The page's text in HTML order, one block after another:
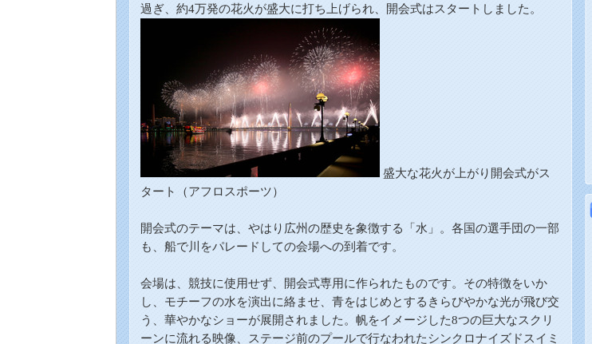
過ぎ、約4万発の花火が盛大に打ち上げられ、開会式はスタートしました。
盛大な花火が上がり開会式がス
タート（アフロスポーツ）
開会式のテーマは、やはり広州の歴史を象徴する「水」。各国の選手団の一部
も、船で川をパレードしての会場への到着です。
会場は、競技に使用せず、
開会式専用に作られたものです。その特徴をいか
し、モチーフの水を演出に絡ませ、青をはじめとするきらびやかな光が飛び交
う、華やかなショーが展開されました。帆をイメージした8つの巨大なスクリ
ーンに流れる映像、ステージ前のプールで行なわれたシンクロナイズドスイミ